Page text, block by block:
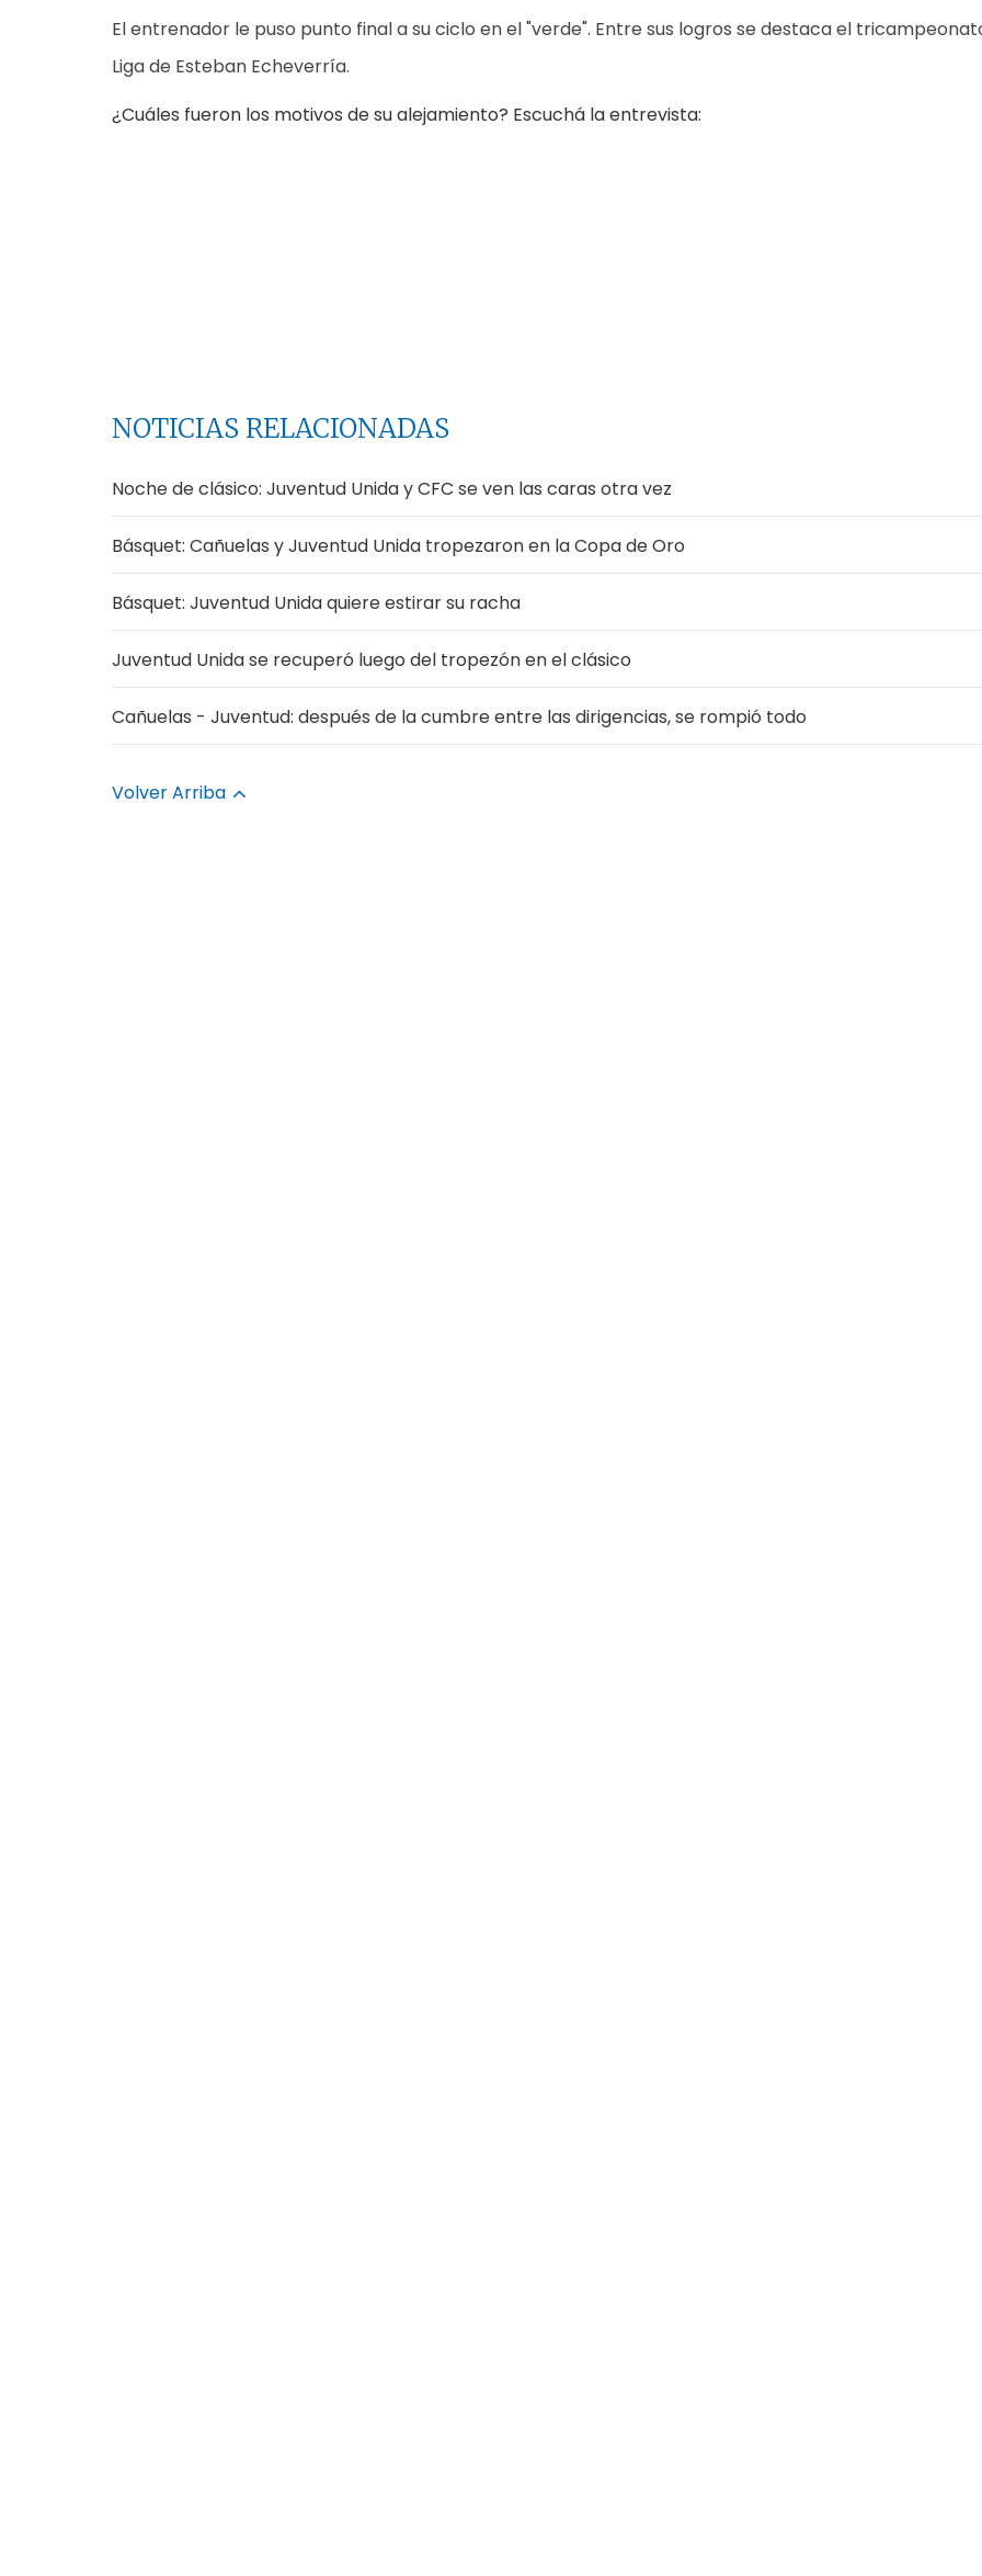
El entrenador le puso punto final a su ciclo en el "verde". Entre sus logros se destaca el
Liga de Esteban Echeverría.
¿Cuáles fueron los motivos de su alejamiento? Escuchá la entrevista:
NOTICIAS RELACIONADAS
Noche de clásico: Juventud Unida y CFC se ven las caras otra vez
Básquet: Cañuelas y Juventud Unida tropezaron en la Copa de Oro
Básquet: Juventud Unida quiere estirar su racha
Juventud Unida se recuperó luego del tropezón en el clásico
Cañuelas - Juventud: después de la cumbre entre las dirigencias, se rompió todo
Volver Arriba